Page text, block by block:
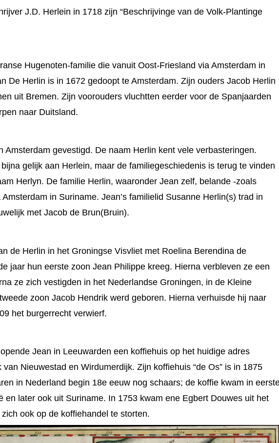
J.D. Herlein in 1718 zijn “Beschrijvinge van de Volk-Plantinge
Hugenoten-familie die vanuit Oost-Friesland via Amsterdam in
De Herlin is in 1672 gedoopt te Amsterdam. Zijn ouders Jacob Herlin
uit Bremen. Zijn voorouders vluchtten eerder voor de Spanjaarden
naar Duitsland.
Amsterdam gevestigd. De naam Herlin kent vele verbasteringen.
gelijk aan Herlein, maar de familiegeschiedenis is terug te vinden
Herlyn. De familie Herlin, waaronder Jean zelf, belande -zoals
in Suriname. Jean’s familielid Susanne Herlin(s) trad in
met Jacob de Brun(Bruin).
de Herlin in het Groningse Visvliet met Roelina Berendina de
jaar hun eerste zoon Jean Philippe kreeg. Hierna verbleven ze een
ze zich vestigden in het Nederlandse Groningen, in de Kleine
zoon Jacob Hendrik werd geboren. Hierna verhuisde hij naar
het burgerrecht verwierf.
Jean in Leeuwarden een koffiehuis op het huidige adres
Nieuwestad en Wirdumerdijk. Zijn koffiehuis “de Os” is in 1875
in Nederland begin 18e eeuw nog schaars; de koffie kwam in
en later ook uit Suriname. In 1753 kwam ene Egbert Douwes uit het
ook op de koffiehandel te storten.